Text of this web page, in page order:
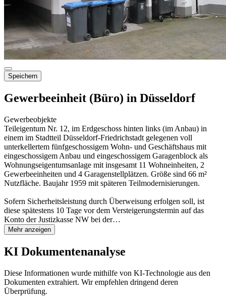
Speichern
Gewerbeeinheit (Büro) in Düsseldorf
Gewerbeobjekte
Teileigentum Nr. 12, im Erdgeschoss hinten links (im Anbau) in
einem im Stadtteil Düsseldorf-Friedrichstadt gelegenen voll
unterkellertem fünfgeschossigem Wohn- und Geschäftshaus mit
eingeschossigem Anbau und eingeschossigem Garagenblock als
Wohnungseigentumsanlage mit insgesamt 11 Wohneinheiten, 2
Gewerbeeinheiten und 4 Garagenstellplätzen. Größe sind 66 m²
Nutzfläche. Baujahr 1959 mit späteren Teilmodernisierungen.
Sofern Sicherheitsleistung durch Überweisung erfolgen soll, ist
diese spätestens 10 Tage vor dem Versteigerungstermin auf das
Konto der Justizkasse NW bei der…
Mehr anzeigen
KI Dokumentenanalyse
Diese Informationen wurde mithilfe von KI-Technologie aus den
Dokumenten extrahiert. Wir empfehlen dringend deren
Überprüfung.